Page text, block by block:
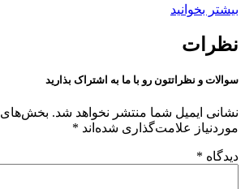
بیشتر بخوانید
نظرات
سوالات و نظراتتون رو با ما به اشتراک بذارید
نشانی ایمیل شما منتشر نخواهد شد. بخش‌های
موردنیاز علامت‌گذاری شده‌اند *
دیدگاه *